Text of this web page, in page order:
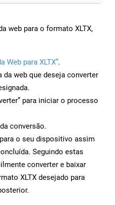
web para o formato XLTX,
Web para XLTX”.
da web que deseja converter
para iniciar o processo
conversão.
o seu dispositivo assim
Seguindo estas
converter e baixar
XLTX desejado para